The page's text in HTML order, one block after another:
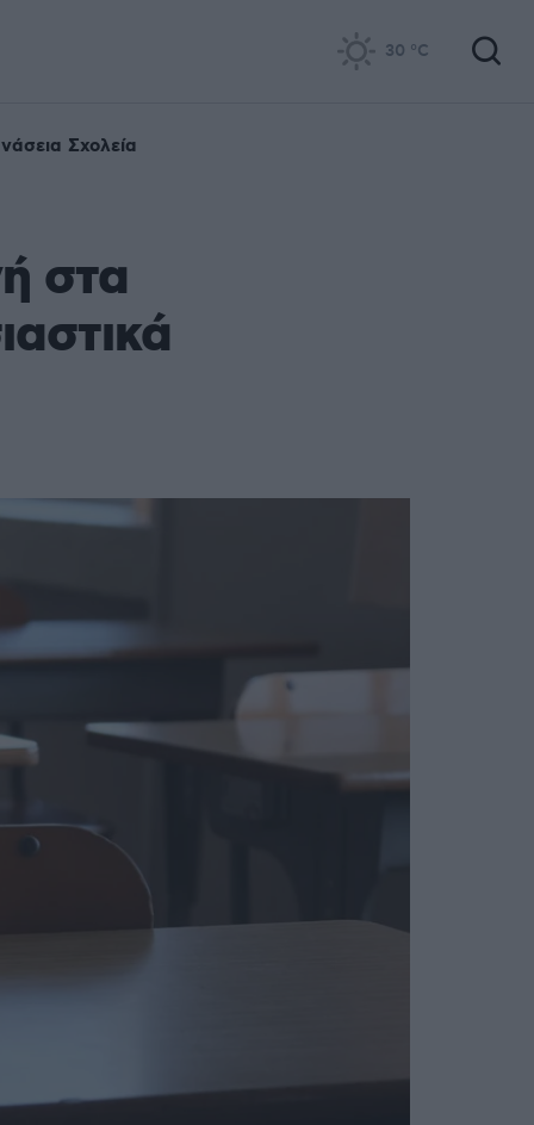
30 °C
Σχολεία
στα